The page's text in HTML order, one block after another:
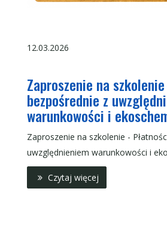
12.03.2026
Zaproszenie na
bezpośrednie z
warunkowości i
Zaproszenie na szkolenie -
uwzględnieniem warunkowości i
Czytaj więcej